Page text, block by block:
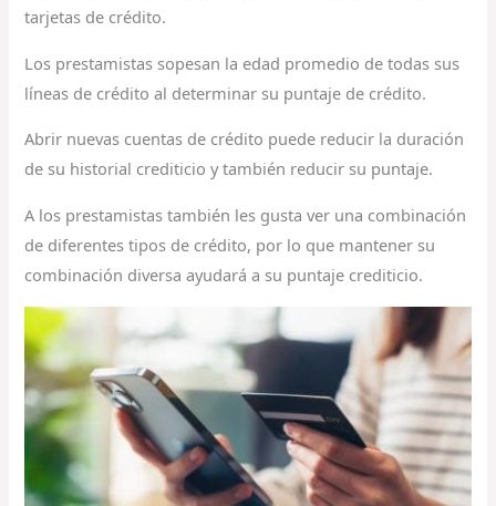
tarjetas de crédito.
Los prestamistas sopesan la edad promedio de todas sus
líneas de crédito al determinar su puntaje de crédito.
Abrir nuevas cuentas de crédito puede reducir la duración
de su historial crediticio y también reducir su puntaje.
A los prestamistas también les gusta ver una combinación
de diferentes tipos de crédito, por lo que mantener su
combinación diversa ayudará a su puntaje crediticio.